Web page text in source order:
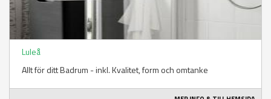
Luleå
Allt för ditt Badrum - inkl. Kvalitet, form och omtanke